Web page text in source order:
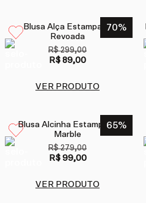
70%
Blusa Alça Estampada
Revoada
R$ 299,00
R$ 89,00
VER PRODUTO
65%
Blusa Alcinha Estampada
Marble
R$ 279,00
R$ 99,00
VER PRODUTO